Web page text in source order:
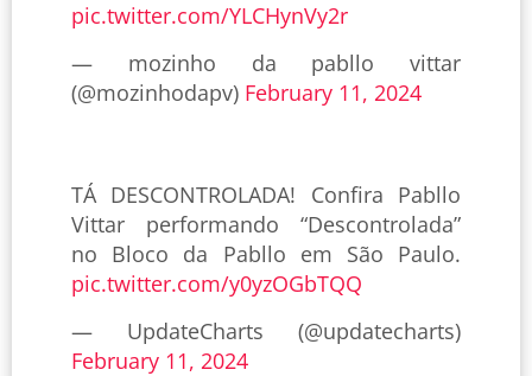
pic.twitter.com/YLCHynVy2r
— mozinho da pabllo vittar
(@mozinhodapv) February 11, 2024
TÁ DESCONTROLADA! Confira Pabllo
Vittar performando “Descontrolada”
no Bloco da Pabllo em São Paulo.
pic.twitter.com/y0yzOGbTQQ
— UpdateCharts (@updatecharts)
February 11, 2024